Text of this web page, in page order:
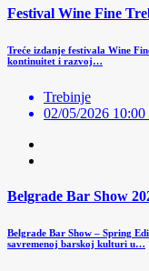
Festival Wine Fine
Treće izdanje festivala Wine
kontinuitet i razvoj…
Trebinje
02/05/2026 10:00
Belgrade Bar Show
Belgrade Bar Show – Spring
savremenoj barskoj kulturi u…